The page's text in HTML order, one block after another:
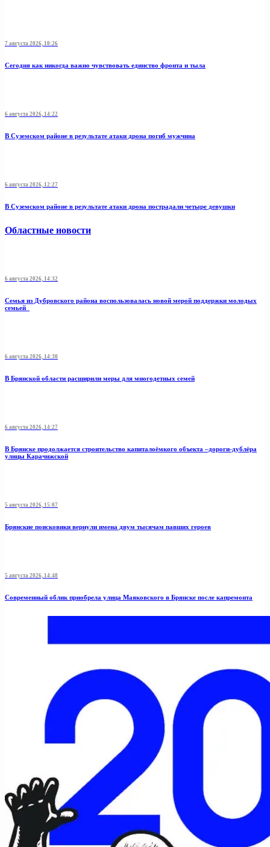
7 августа 2026, 10:26
Сегодня как никогда важно чувствовать единство фронта и тыла
6 августа 2026, 14:22
В Суземском районе в результате атаки дрона погиб мужчина
6 августа 2026, 12:27
В Суземском районе в результате атаки дрона пострадали четыре девушки
Областные новости
6 августа 2026, 14:32
Семья из Дубровского района воспользовалась новой мерой поддержки молодых
семьей
6 августа 2026, 14:30
В Брянской области расширили меры для многодетных семей
6 августа 2026, 14:27
В Брянске продолжается строительство капиталоёмкого объекта –дороги-дублёра
улицы Карачижской
5 августа 2026, 15:07
Брянские поисковики вернули имена двум тысячам павших героев
5 августа 2026, 14:48
Современный облик приобрела улица Маяковского в Брянске после капремонта